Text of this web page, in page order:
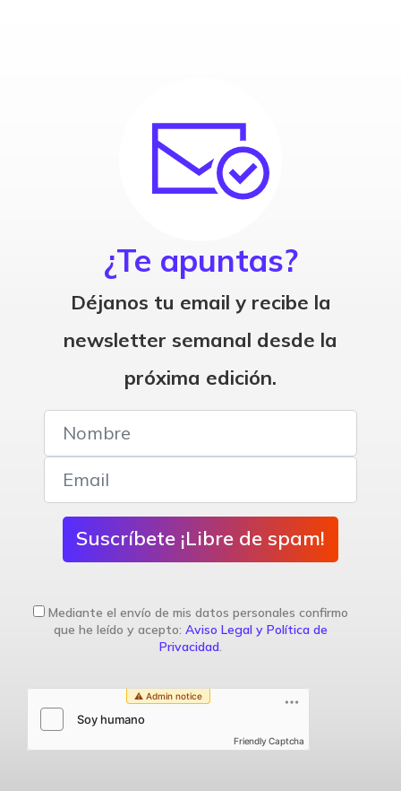
¿Te apuntas?
Déjanos tu email y recibe la
newsletter semanal desde la
próxima edición.
Suscríbete ¡Libre de spam!
Mediante el envío de mis datos personales confirmo
que he leído y acepto: Aviso Legal y Política de
Privacidad.
Friendly Captcha